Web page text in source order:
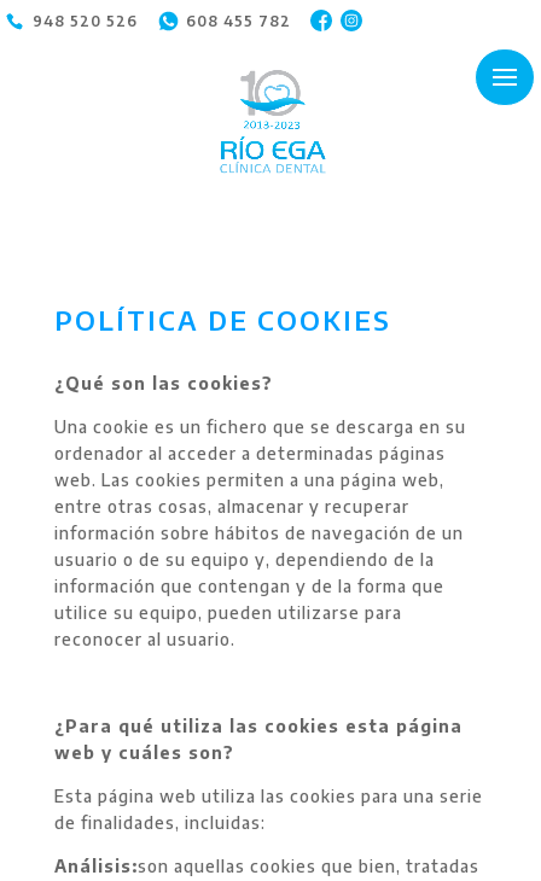
948 520 526 608 455 782
POLÍTICA DE COOKIES
¿Qué son las cookies?
Una cookie es un fichero que se descarga en su
ordenador al acceder a determinadas páginas
web. Las cookies permiten a una página web,
entre otras cosas, almacenar y recuperar
información sobre hábitos de navegación de un
usuario o de su equipo y, dependiendo de la
información que contengan y de la forma que
utilice su equipo, pueden utilizarse para
reconocer al usuario.
¿Para qué utiliza las cookies esta página
web y cuáles son?
Esta página web utiliza las cookies para una serie
de finalidades, incluidas:
Análisis:son aquellas cookies que bien, tratadas